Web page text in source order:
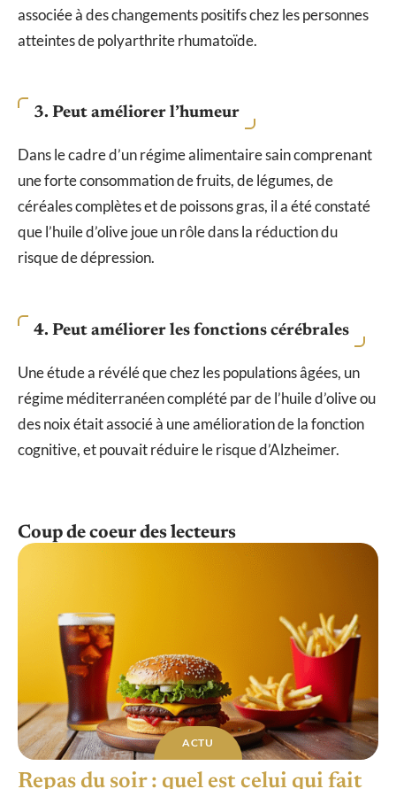
associée à des changements positifs chez les personnes
atteintes de polyarthrite rhumatoïde.
3. Peut améliorer l’humeur
Dans le cadre d’un régime alimentaire sain comprenant
une forte consommation de fruits, de légumes, de
céréales complètes et de poissons gras, il a été constaté
que l’huile d’olive joue un rôle dans la réduction du
risque de dépression.
4. Peut améliorer les fonctions cérébrales
Une étude a révélé que chez les populations âgées, un
régime méditerranéen complété par de l’huile d’olive ou
des noix était associé à une amélioration de la fonction
cognitive, et pouvait réduire le risque d’Alzheimer.
Coup de coeur des lecteurs
ACTU
Repas du soir : quel est celui qui fait